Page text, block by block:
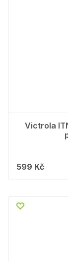
Victrola
599 Kč